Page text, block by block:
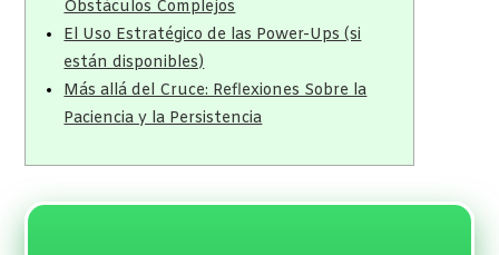
Obstáculos Complejos
El Uso Estratégico de las Power-Ups (si
están disponibles)
Más allá del Cruce: Reflexiones Sobre la
Paciencia y la Persistencia